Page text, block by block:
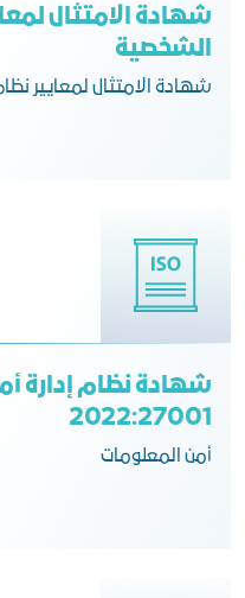
شهادة الامتثال
الشخصية
شهادة الامتثال لمعايير
شهادة نظام إدارة
2022:27001
أمن المعلومات